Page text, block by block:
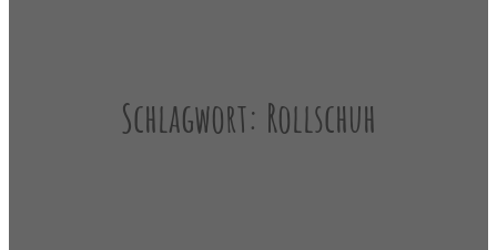
Schlagwort: Rollschuh